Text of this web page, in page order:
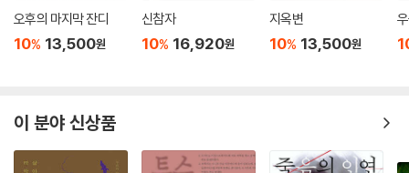
오후의 마지막 잔디
10% 13,500원
신참자
10% 16,920원
지옥변
10% 13,500원
이 분야 신상품